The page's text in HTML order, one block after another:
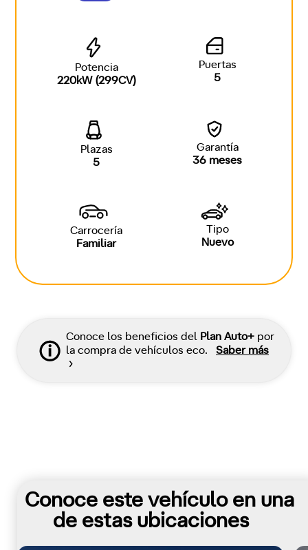
Potencia
220kW (299CV)
Puertas
5
Plazas
5
Garantía
36 meses
Carrocería
Familiar
Tipo
Nuevo
Conoce los beneficios del Plan Auto+ por
la compra de vehículos eco.
Saber más
Conoce este vehículo en una
de estas ubicaciones